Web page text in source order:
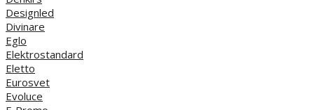
Designled
Divinare
Eglo
Elektrostandard
Eletto
Eurosvet
Evoluce